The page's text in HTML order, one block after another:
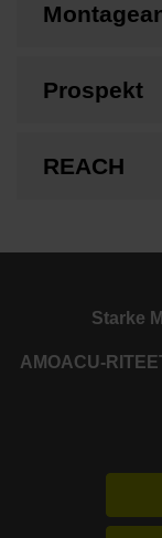
Prospekt
REACH
Starke
AMOACU-RITE